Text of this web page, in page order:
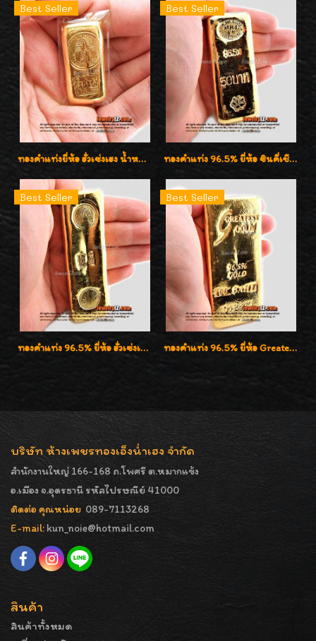
Best Seller
ทองคำแท่งยี่ห้อ ฮั่วเซ่งเฮง น้ำหนัก 76.20กรัม (5บาท)
Best Seller
ทองคำแท่ง 96.5% ยี่ห้อ ซินคี่เชียง น้ำหนัก 50 บาท (762.0g)
Best Seller
ทองคำแท่ง 96.5% ยี่ห้อ ฮั่วเซ่งเฮง น้ำหนัก 50 บาท (762.0g)
Best Seller
ทองคำแท่ง 96.5% ยี่ห้อ Greatest Gold (จิ้นไถ่เฮง) น้ำหนัก 100 บาท
บริษัท ห้างเพชรทองเอ็งน่ำเฮง จำกัด
สำนักงานใหญ่ 166-168 ถ.โพศรี ต.หมากแข้ง
อ.เมือง จ.อุดรธานี รหัสไปรษณีย์ 41000
ติดต่อ คุณหน่อย 089-7113268
E-mail: kun_noie@hotmail.com
สินค้า
สินค้าทั้งหมด